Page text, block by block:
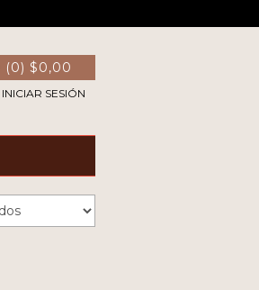
(0) $0,00
INICIAR SESIÓN